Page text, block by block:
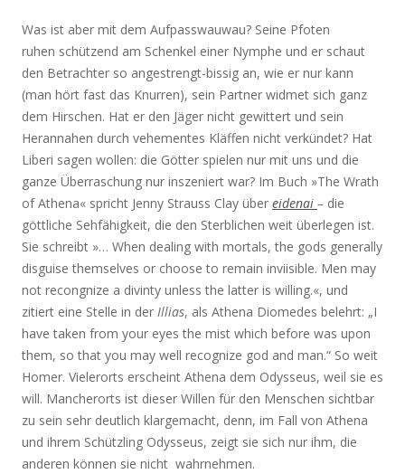
Was ist aber mit dem Aufpasswauwau? Seine Pfoten
ruhen schützend am Schenkel einer Nymphe und er schaut
den Betrachter so angestrengt-bissig an, wie er nur kann
(man hört fast das Knurren), sein Partner widmet sich ganz
dem Hirschen. Hat er den Jäger nicht gewittert und sein
Herannahen durch vehementes Kläffen nicht verkündet? Hat
Liberi sagen wollen: die Götter spielen nur mit uns und die
ganze Überraschung nur inszeniert war? Im Buch »The Wrath
of Athena« spricht Jenny Strauss Clay über eidenai – die
göttliche Sehfähigkeit, die den Sterblichen weit überlegen ist.
Sie schreibt »… When dealing with mortals, the gods generally
disguise themselves or choose to remain inviisible. Men may
not recongnize a divinty unless the latter is willing.«, und
zitiert eine Stelle in der Illias, als Athena Diomedes belehrt: „I
have taken from your eyes the mist which before was upon
them, so that you may well recognize god and man.“ So weit
Homer. Vielerorts erscheint Athena dem Odysseus, weil sie es
will. Mancherorts ist dieser Willen für den Menschen sichtbar
zu sein sehr deutlich klargemacht, denn, im Fall von Athena
und ihrem Schützling Odysseus, zeigt sie sich nur ihm, die
anderen können sie nicht wahrnehmen.